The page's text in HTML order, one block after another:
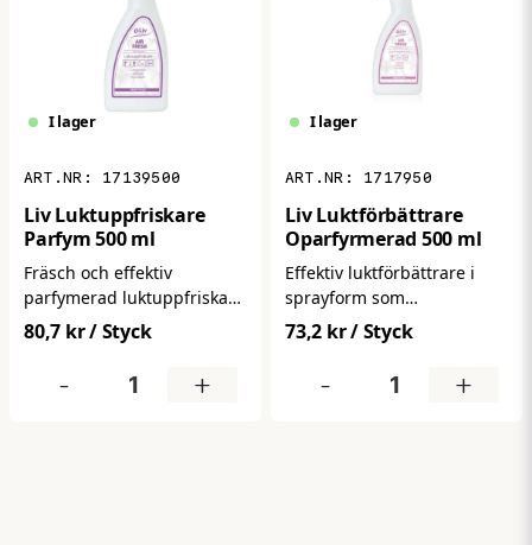
I lager
17139500
Liv Luktuppfriskare
Parfym 500 ml
Fräsch och effektiv
parfymerad luktuppfriskare
i sprayform som
neutraliserar obehaglig
lukt och efterlämnar en
långvarig, uppfriskande
80,7 kr/ Styck
- +
I lager
1717950
Liv Luktförbättrare
Oparfyrmerad 500 ml
Effektiv luktförbättrare i
sprayform som
neutraliserar och
eliminerar oönskade lukter
på ett enkelt sätt. Ger ett
renare, fräschare
73,2 kr/ Styck
- +